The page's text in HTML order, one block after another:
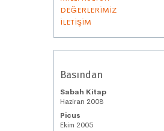
DEĞERLERİMİZ
İLETİŞİM
Basından
Sabah Kitap
Haziran 2008
Picus
Ekim 2005